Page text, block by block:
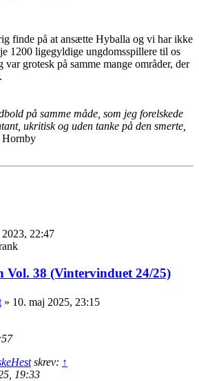
finde på at ansætte Hyballa og vi har ikke
1200 ligegyldige ungdomsspillere til os
grotesk på samme mange områder, der
på samme måde, som jeg forelskede
ukritisk og uden tanke på den smerte,
2023, 22:47
Vol. 38 (Vintervinduet 24/25)
» 10. maj 2025, 23:15
skrev: ↑
19:33